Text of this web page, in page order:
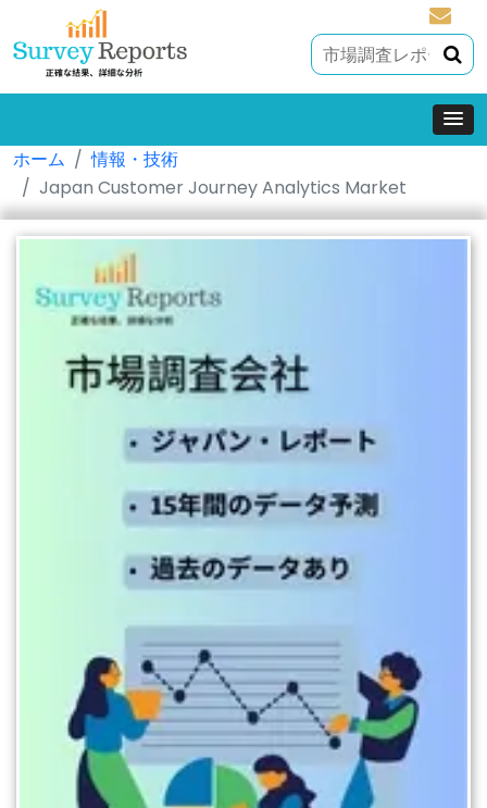
ホーム
情報・技術
Japan Customer Journey Analytics Market